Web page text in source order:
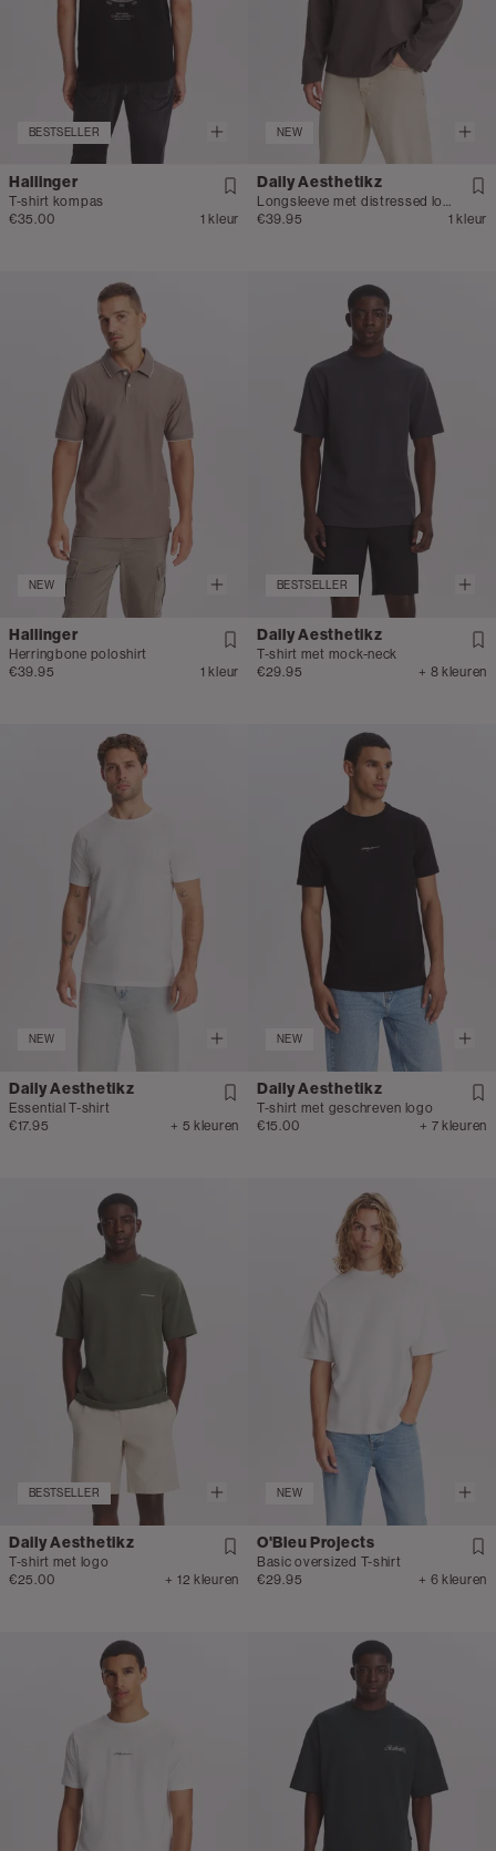
BESTSELLER
Hallinger
T-shirt kompas
€35.00
1 kleur
NEW
Daily Aesthetikz
€39.95
1 kleur
NEW
Hallinger
Herringbone poloshirt
€39.95
1 kleur
BESTSELLER
Daily Aesthetikz
T-shirt met mock-neck
€29.95
+ 8 kleuren
NEW
Daily Aesthetikz
Essential T-shirt
€17.95
+ 5 kleuren
NEW
Daily Aesthetikz
T-shirt met geschreven logo
€15.00
+ 7 kleuren
BESTSELLER
Daily Aesthetikz
T-shirt met logo
€25.00
+ 12 kleuren
NEW
O'Bleu Projects
Basic oversized T-shirt
€29.95
+ 6 kleuren